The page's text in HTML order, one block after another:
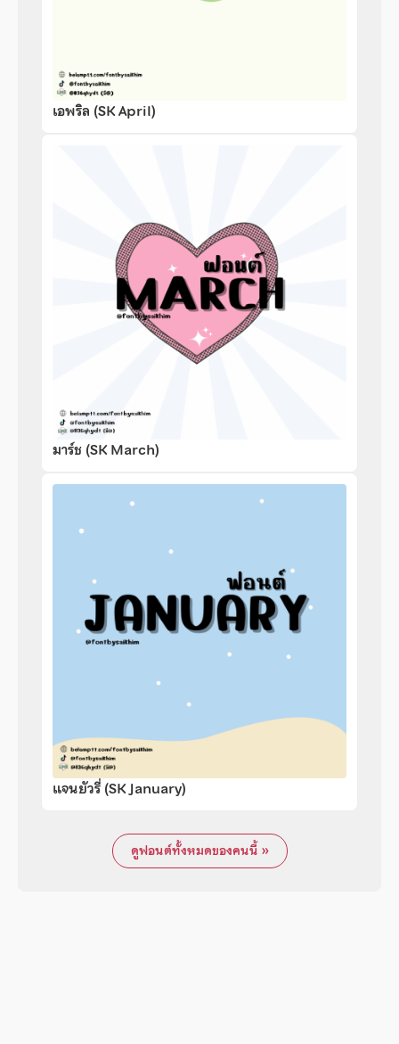
เอพริล (SK April)
มาร์ช (SK March)
แจนยัวรี่ (SK January)
ดูฟอนต์ทั้งหมดของคนนี้ »